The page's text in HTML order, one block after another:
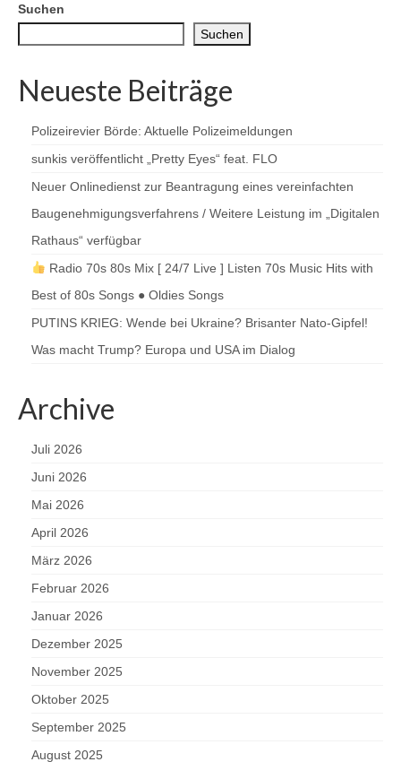
Suchen
Suchen
Neueste Beiträge
Polizeirevier Börde: Aktuelle Polizeimeldungen
sunkis veröffentlicht „Pretty Eyes“ feat. FLO
Neuer Onlinedienst zur Beantragung eines vereinfachten
Baugenehmigungsverfahrens / Weitere Leistung im „Digitalen
Rathaus“ verfügbar
Radio 70s 80s Mix [ 24/7 Live ] Listen 70s Music Hits with
Best of 80s Songs ● Oldies Songs
PUTINS KRIEG: Wende bei Ukraine? Brisanter Nato-Gipfel!
Was macht Trump? Europa und USA im Dialog
Archive
Juli 2026
Juni 2026
Mai 2026
April 2026
März 2026
Februar 2026
Januar 2026
Dezember 2025
November 2025
Oktober 2025
September 2025
August 2025